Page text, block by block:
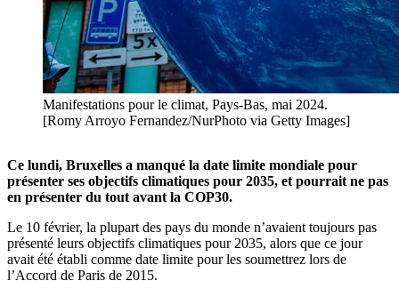
Manifestations pour le climat, Pays-Bas, mai 2024.
[Romy Arroyo Fernandez/NurPhoto via Getty Images]
Ce lundi, Bruxelles a manqué la date limite mondiale pour
présenter ses objectifs climatiques pour 2035, et pourrait ne pas
en présenter du tout avant la COP30.
Le 10 février, la plupart des pays du monde n’avaient toujours pas
présenté leurs objectifs climatiques pour 2035, alors que ce jour
avait été établi comme date limite pour les soumettrez lors de
l’Accord de Paris de 2015.